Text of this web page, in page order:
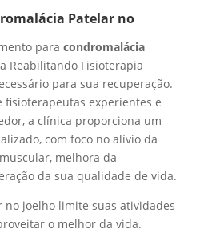
Patelar no
para condromalácia
Reabilitando Fisioterapia
para sua recuperação.
fisioterapeutas experientes e
a clínica proporciona um
com foco no alívio da
melhora da
da sua qualidade de vida.
no joelho limite suas atividades
o melhor da vida.